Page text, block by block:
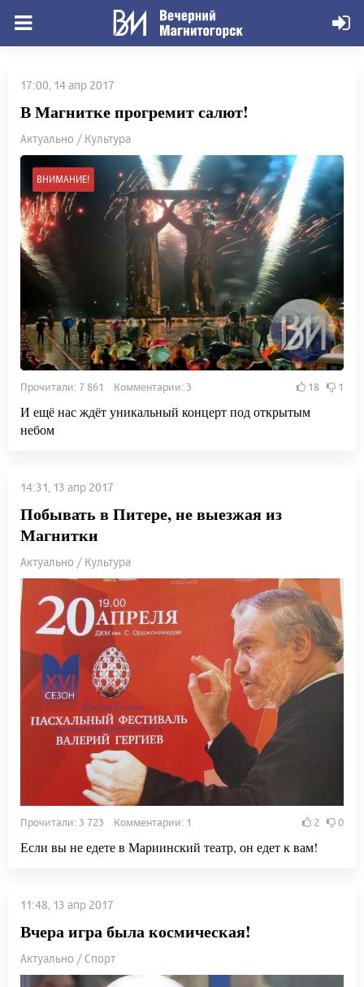
17:00, 14 апр 2017
В Магнитке прогремит салют!
Актуально / Культура
ВНИМАНИЕ!
Прочитали: 7 861 Комментарии: 3 18 1
И ещё нас ждёт уникальный концерт под открытым
небом
14:31, 13 апр 2017
Побывать в Питере, не выезжая из
Магнитки
Актуально / Культура
Прочитали: 3 723 Комментарии: 1 2 0
Если вы не едете в Мариинский театр, он едет к вам!
11:48, 13 апр 2017
Вчера игра была космическая!
Актуально / Спорт